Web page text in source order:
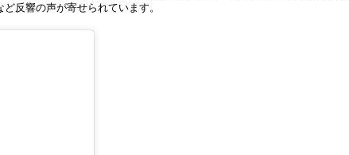
反響の声が寄せられています。